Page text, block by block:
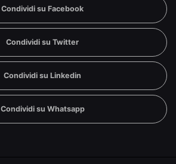
Condividi su Facebook
Condividi su Twitter
Condividi su Linkedin
Condividi su Whatsapp